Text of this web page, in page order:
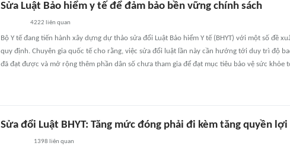
Sửa Luật Bảo hiểm y tế để đảm bảo bền vững chính sách
4222 liên quan
Bộ Y tế đang tiến hành xây dựng dự thảo sửa đổi Luật Bảo hiểm Y tế (BHYT) với một số đề
quy định. Chuyên gia quốc tế cho rằng, việc sửa đổi luật lần này cần hướng tới duy trì độ
đã đạt được và mở rộng thêm phần dân số chưa tham gia để đạt mục tiêu bảo vệ sức khỏe
Sửa đổi Luật BHYT: Tăng mức đóng phải đi kèm tăng quyền lợi
1398 liên quan